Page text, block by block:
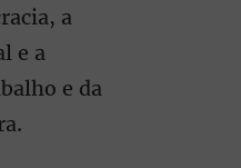
a
e a
e da